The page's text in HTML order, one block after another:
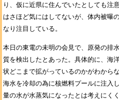
り、仮に近県に住んでいたとしても注
はさほど気にはしてないが、体内被曝
なり注目している。
本日の東電の未明の会見で、原発の排
質を検出したとあった。具体的に、海
状どこまで拡がっているのかがわから
海水を冷却の為に核燃料プールに注入
量の水が水蒸気になったとは考えにく